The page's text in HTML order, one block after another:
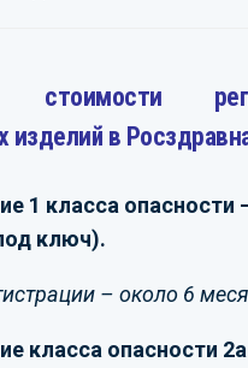
изделий в
1 класса опасности
ключ).
– около 6
класса опасности